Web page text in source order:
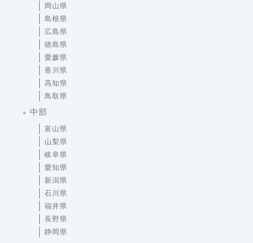
岡山県
島根県
広島県
徳島県
愛媛県
香川県
高知県
鳥取県
中部
富山県
山梨県
岐阜県
愛知県
新潟県
石川県
福井県
長野県
静岡県